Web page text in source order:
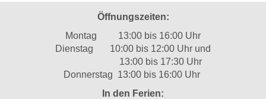
Öffnungszeiten:
Montag 13:00 bis 16:00 Uhr
Dienstag 10:00 bis 12:00 Uhr und
13:00 bis 17:30 Uhr
Donnerstag 13:00 bis 16:00 Uhr
In den Ferien: